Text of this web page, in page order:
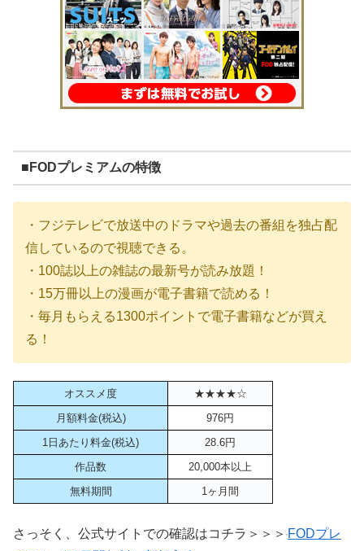
■FODプレミアムの特徴
・フジテレビで放送中のドラマや過去の番組を独占配
信しているので視聴できる。
・100誌以上の雑誌の最新号が読み放題！
・15万冊以上の漫画が電子書籍で読める！
・毎月もらえる1300ポイントで電子書籍などが買え
る！
オススメ度
★★★★☆
月額料金(税込)
976円
1日あたり料金(税込)
28.6円
作品数
20,000本以上
無料期間
1ヶ月間
さっそく、公式サイトでの確認はコチラ＞＞＞ FODプレ